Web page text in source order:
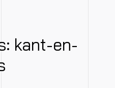
kant-en-